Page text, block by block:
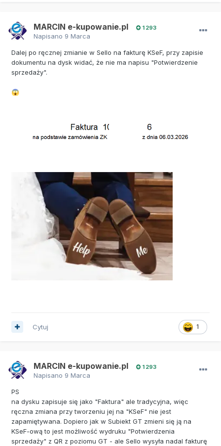
MARCIN e-kupowanie.pl 1 293
Napisano 9 Marca
Dalej po ręcznej zmianie w Sello na fakturę KSeF, przy zapisie
dokumentu na dysk widać, że nie ma napisu "Potwierdzenie
sprzedaży".
😱
1
Cytuj
MARCIN e-kupowanie.pl 1 293
Napisano 9 Marca
PS
na dysku zapisuje się jako "Faktura" ale tradycyjna, więc
ręczna zmiana przy tworzeniu jej na "KSeF" nie jest
zapamiętywana. Dopiero jak w Subiekt GT zmieni się ją na
KSeF-ową to jest możliwość wydruku "Potwierdzenia
sprzedaży" z QR z poziomu GT - ale Sello wysyła nadal fakturę